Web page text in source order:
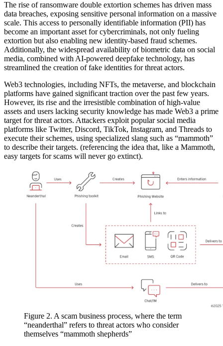
The rise of ransomware double extortion schemes has driven mass
data breaches, exposing sensitive personal information on a massive
scale. This access to personally identifiable information (PII) has
become an important asset for cybercriminals, not only fueling
extortion but also enabling new identity-based fraud schemes.
Additionally, the widespread availability of biometric data on social
media, combined with AI-powered deepfake technology, has
streamlined the creation of fake identities for threat actors.
Web3 technologies, including NFTs, the metaverse, and blockchain
platforms have gained significant traction over the past few years.
However, its rise and the irresistible combination of high-value
assets and users lacking security knowledge has made Web3 a prime
target for threat actors. Attackers exploit popular social media
platforms like Twitter, Discord, TikTok, Instagram, and Threads to
execute their schemes, using specialized slang such as “mammoth”
to describe their targets. (referencing the idea that, like a Mammoth,
easy targets for scams will never go extinct).
Figure 2. A scam business process, where the term
“neanderthal” refers to threat actors who consider
themselves “mammoth shepherds”